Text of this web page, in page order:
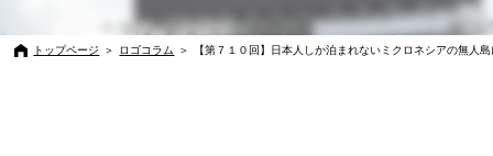
トップページ ＞ ロゴコラム ＞ 【第７１０回】日本人しか泊まれないミクロネシアの無